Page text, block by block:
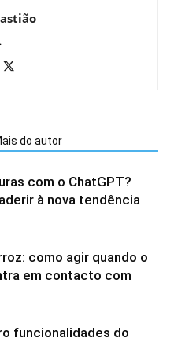
do autor
com o ChatGPT?
à nova tendência
como agir quando o
em contacto com
funcionalidades do